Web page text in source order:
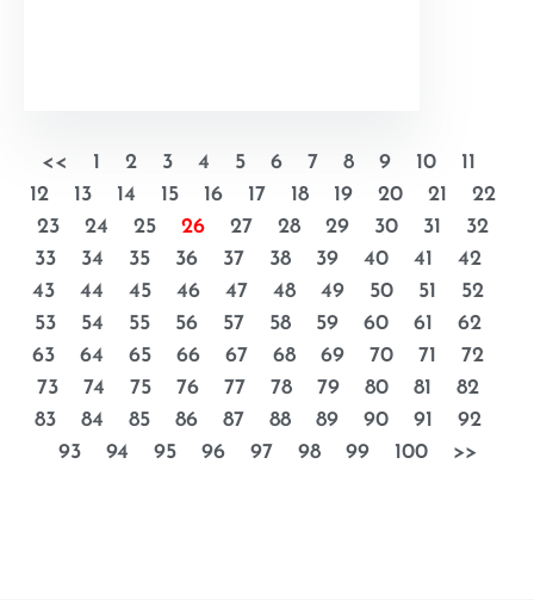
<< 1 2 3 4 5 6 7 8 9 10
11
12
13 14 15 16 17 18 19 20 21
22
23
24 25 26 27 28 29 30 31
32
33
34 35 36 37 38 39 40 41
42
43
44 45 46 47 48 49 50 51
52
53
54 55 56 57 58 59 60 61
62
63
64 65 66 67 68 69 70 71
72
73
74 75 76 77 78 79 80 81
82
83
84 85 86 87 88 89 90 91
92
93
94 95 96 97 98 99 100 >>